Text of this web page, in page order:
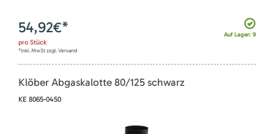
Auf Lager: 9
54,92€*
pro Stück
*inkl. MwSt zzgl. Versand
Klöber Abgaskalotte 80/125 schwarz
KE 8065-0450